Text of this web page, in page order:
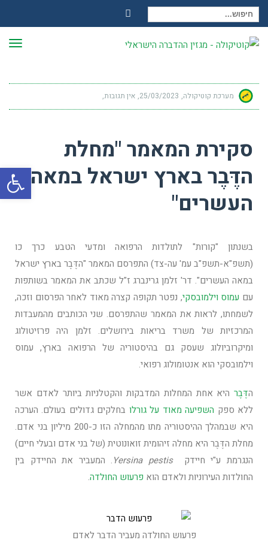
חיפוש עבור:
Facebook
מערכת קוטיקולה 25/03/2023 אין תגובות
סקירת המאמר "מחלת
הדֶּבֶר בארץ ישראל במאה
העשרים"
בשנתון "קורות" לתולדות הרפואה ומדעי הטבע כרך כו
(תשפ"א-תשפ"ב עמ' עה-צד) התפרסם המאמר "הדֶּבֶר בארץ ישראל
במאה העשרים". דר' זלמן גרינברג ז"ל שכתב את המאמר בשותפות
עם עמוס וילמובסקי, נפטר תקופה קצרה מאוד לאחר הפרסום וזכה,
לשמחתו, לראות את המאמר שהתפרסם. שני הכותבים מהמעבדות
המרכזיות של משרד בריאות בירושלים. זלמן היה פרזיטולוג
ומיקרוביולוג שעסק גם בהיסטוריה של הרפואה בארץ, עמוס
וילמובסקי הוא אנטומולוג רפואי.
הדֶּבֶר היא אחת המחלות המדבקות והקטלניות ביותר לאדם אשר
ללא ספק השפיעה מאוד על גורלו בחלקים גדולים בעולם. הערכה
היא שבמהלך ההיסטוריה מתו מהמחלה הזו כ-200 מיליון בני אדם.
מחלת הדֶּבֶר היא מחלה זיהומית זואונוטית (של בני אדם ובעלי חיים)
הנגרמת ע"י חיידקYersina pestis. המעביר את החיידק בין
החולדות העירוניות ולאדם הוא פרעוש החולדה.
פרעוש החולדה מעביר הדבר לאדם